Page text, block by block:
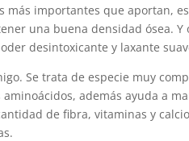
más importantes que aportan,
una buena densidad ósea.
desintoxicante y laxante
Se trata de especie muy
además ayuda a
de fibra, vitaminas y